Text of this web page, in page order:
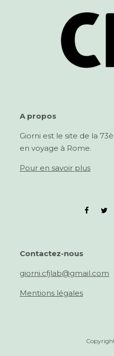
A pro­pos
Giorni est le site de la
en voy­age à Rome.
Pour en savoir plus
Con­tactez-nous
giorni.cfjlab@gmail.com
Men­tions légales